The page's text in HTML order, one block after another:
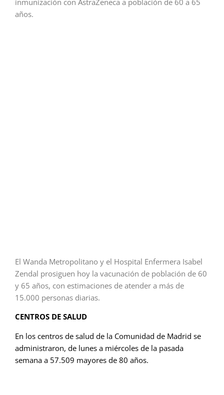
inmunización con AstraZeneca a población de 60 a 65
años.
El Wanda Metropolitano y el Hospital Enfermera Isabel
Zendal prosiguen hoy la vacunación de población de 60
y 65 años, con estimaciones de atender a más de
15.000 personas diarias.
CENTROS DE SALUD
En los centros de salud de la Comunidad de Madrid se
administraron, de lunes a miércoles de la pasada
semana a 57.509 mayores de 80 años.